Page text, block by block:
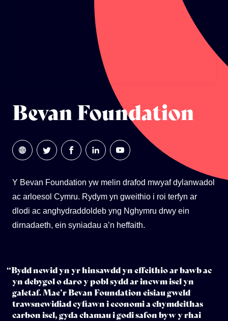
Bevan Foundation
Y Bevan Foundation yw melin drafod mwyaf dylanwadol
ac arloesol Cymru. Rydym yn gweithio i roi terfyn ar
dlodi ac anghydraddoldeb yng Nghymru drwy ein
dirnadaeth, ein syniadau a’n heffaith.
“Bydd newid yn yr hinsawdd yn effeithio ar bawb ac
yn debygol o daro y pobl sydd ar incwm isel yn
galetaf. Mae’r Bevan Foundation eisiau gweld
trawsnewidiad cyfiawn i economi a chymdeithas
carbon isel, gyda chamau i godi safon byw y rhai
LLYSGENHADON HINSAWDD IEUENCTID